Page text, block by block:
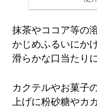
抹茶やココア等の
かじめふるいにか
滑らかな口当たり
カクテルやお菓子
上げに粉砂糖やカ